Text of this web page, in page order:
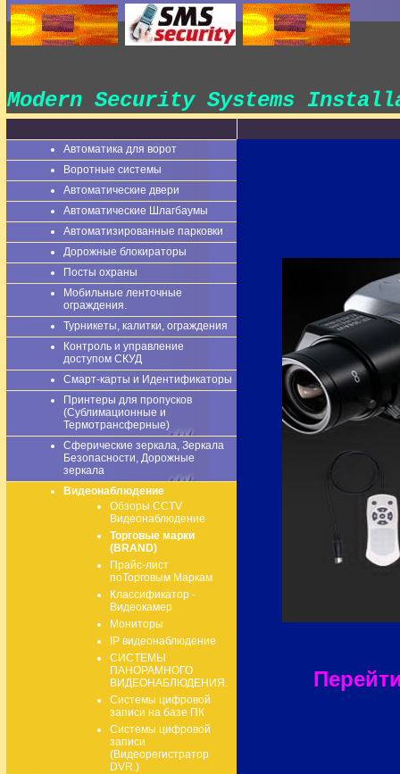
Modern Security Systems
Автоматика для ворот
Воротные системы
Автоматические двери
Автоматические Шлагбаумы
Автоматизированные парковки
Дорожные блокираторы
Посты охраны
Мобильные ленточные
ограждения.
Турникеты, калитки, ограждения
Контроль и управление
доступом СКУД
Смарт-карты и Идентификаторы
Принтеры для пропусков
(Сублимационные и
Термотрансферные)
Сферические зеркала, Зеркала
Безопасности, Дорожные
зеркала
Видеонаблюдение
Обзоры CCTV
Видеонаблюдение
Торговые марки
(BRAND)
Прайс-лист
поТорговым Маркам
Классификатор -
Видеокамер
Мониторы
IP видеонаблюдение
СИСТЕМЫ
ПАНОРАМНОГО
ВИДЕОНАБЛЮДЕНИЯ.
Системы цифровой
записи на базе ПК
Системы цифровой
записи
(Видеорегистратор
DVR.)